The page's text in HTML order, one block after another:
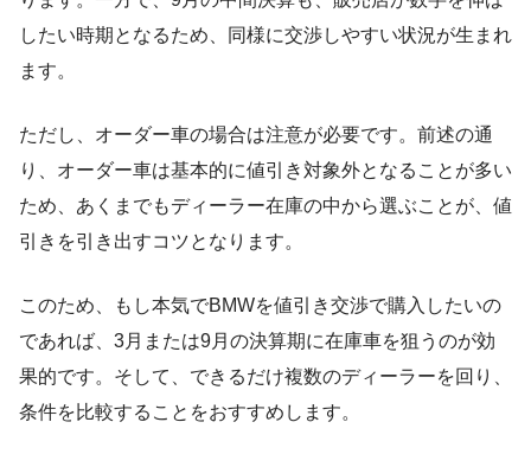
したい時期となるため、同様に交渉しやすい状況が生まれ
ます。
ただし、オーダー車の場合は注意が必要です。前述の通
り、オーダー車は基本的に値引き対象外となることが多い
ため、あくまでもディーラー在庫の中から選ぶことが、値
引きを引き出すコツとなります。
このため、もし本気でBMWを値引き交渉で購入したいの
であれば、3月または9月の決算期に在庫車を狙うのが効
果的です。そして、できるだけ複数のディーラーを回り、
条件を比較することをおすすめします。